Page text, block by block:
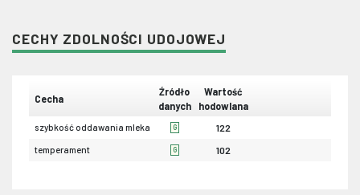
CECHY ZDOLNOŚCI UDOJOWEJ
Cecha
Źródło
danych
Wartość
hodowlana
szybkość oddawania mleka G 122
temperament G 102